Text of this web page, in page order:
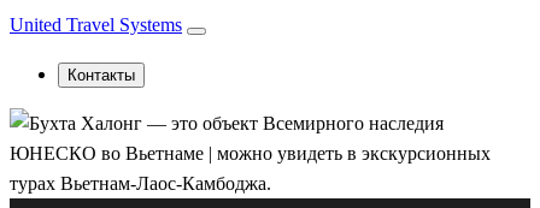
United Travel Systems
Контакты